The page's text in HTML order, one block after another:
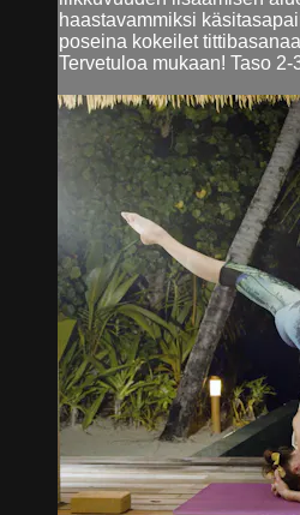
haastavammiksi
poseina kokeilet
Tervetuloa mukaan! Taso 2-